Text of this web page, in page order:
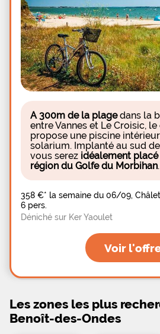
chaudes ou froides pendant
aout. A partir de ce camping à
sympathique de la Côte
au sein de la commune via
plages côtières offrant une
Mont Saint-Michel, pratiquez
nautiques à proximité et ne
visiter les belles cités de
Dinard (21
A 300m de la plagedans la
entre Vannes et Le Croisic,
propose une piscine
solarium. Implanté au sud
vous serez idéalement
région du Golfe du Morbihan.
358 €* la semaine du 06/09,
6 pers.
Déniché sur Ker Yaoulet
Voir
Les zones les plus
Benoît-des-Ondes